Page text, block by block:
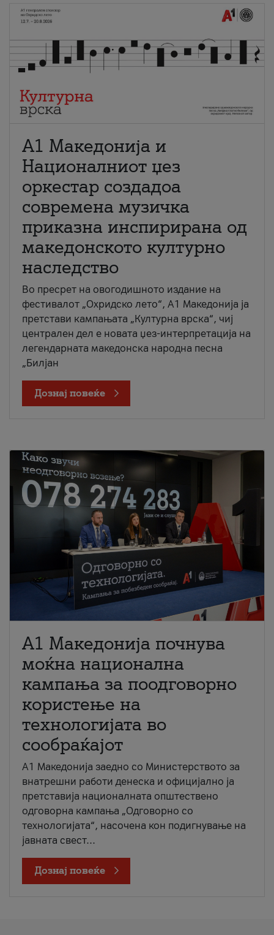
А1 Македонија и
Националниот џез
оркестар создадоа
современа музичка
приказна инспирирана од
македонското културно
наследство
Во пресрет на овогодишното издание на
фестивалот „Охридско лето“, А1 Македонија ја
претстави кампањата „Културна врска“, чиј
централен дел е новата џез-интерпретација на
легендарната македонска народна песна
„Билјан
Дознај повеќе
A1 Македонија почнува
моќна национална
кампања за поодговорно
користење на
технологијата во
сообраќајот
A1 Македонија заедно со Министерството за
внатрешни работи денеска и официјално ја
претставија националната општествено
одговорна кампања „Одговорно со
технологијата“, насочена кон подигнување на
јавната свест...
Дознај повеќе